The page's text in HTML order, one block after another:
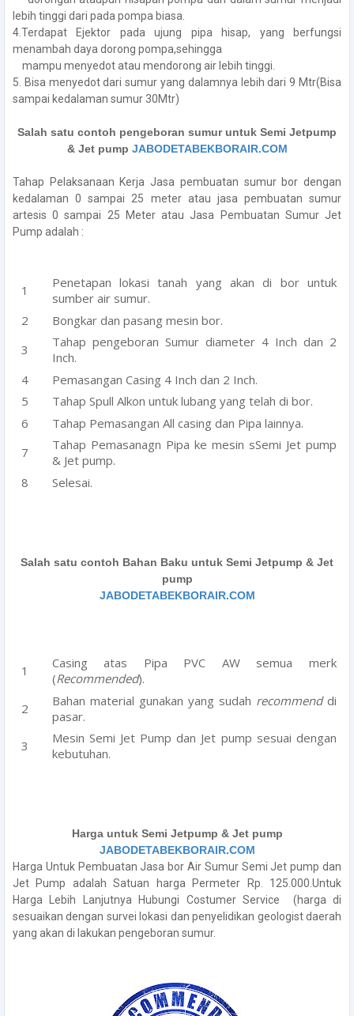
lebih tinggi dari pada pompa biasa.
4.Terdapat Ejektor pada ujung pipa hisap, yang berfungsi
menambah daya dorong pompa,sehingga
mampu menyedot atau mendorong air lebih tinggi.
5. Bisa menyedot dari sumur yang dalamnya lebih dari 9 Mtr(Bisa
sampai kedalaman sumur 30Mtr)
Salah satu contoh pengeboran sumur untuk Semi Jetpump
& Jet pump JABODETABEKBORAIR.COM
Tahap Pelaksanaan Kerja Jasa pembuatan sumur bor dengan
kedalaman 0 sampai 25 meter atau jasa pembuatan sumur
artesis 0 sampai 25 Meter atau Jasa Pembuatan Sumur Jet
Pump adalah :
Penetapan lokasi tanah yang akan di bor untuk
sumber air sumur.
Bongkar dan pasang mesin bor.
Tahap pengeboran Sumur diameter 4 Inch dan 2
Inch.
Pemasangan Casing 4 Inch dan 2 Inch.
Tahap Spull Alkon untuk lubang yang telah di bor.
Tahap Pemasangan All casing dan Pipa lainnya.
Tahap Pemasanagn Pipa ke mesin sSemi Jet pump
& Jet pump.
Selesai.
Salah satu contoh Bahan Baku untuk Semi Jetpump & Jet
pump
JABODETABEKBORAIR.COM
Casing atas Pipa PVC AW semua merk
(Recommended).
Bahan material gunakan yang sudah recommenddi
pasar.
Mesin Semi Jet Pump dan Jet pump sesuai dengan
kebutuhan.
Harga untuk Semi Jetpump & Jet pump
JABODETABEKBORAIR.COM
Harga Untuk Pembuatan Jasa bor Air Sumur Semi Jet pump dan
Jet Pump adalah Satuan harga Permeter Rp. 125.000.Untuk
Harga Lebih Lanjutnya Hubungi Costumer Service (harga di
sesuaikan dengan survei lokasi dan penyelidikan geologist daerah
yang akan di lakukan pengeboran sumur.